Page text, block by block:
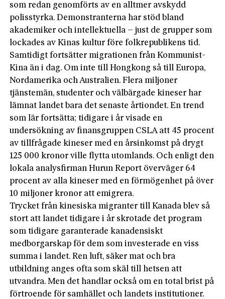
som redan genomförts av en alltmer avskydd
polisstyrka. Demonstranterna har stöd bland
akademiker och intellektuella – just de grupper som
lockades av Kinas kultur före folkrepublikens tid.
Samtidigt fortsätter migrationen från Kommunist-
Kina än i dag. Om inte till Hongkong så till Europa,
Nordamerika och Australien. Flera miljoner
tjänstemän, studenter och välbärgade kineser har
lämnat landet bara det senaste årtiondet. En trend
som lär fortsätta; tidigare i år visade en
undersökning av finansgruppen CSLA att 45 procent
av tillfrågade kineser med en årsinkomst på drygt
125 000 kronor ville flytta utomlands. Och enligt den
lokala analysfirman Hurun Report överväger 64
procent av alla kineser med en förmögenhet på över
10 miljoner kronor att emigrera.
Trycket från kinesiska migranter till Kanada blev så
stort att landet tidigare i år skrotade det program
som tidigare garanterade kanadensiskt
medborgarskap för dem som investerade en viss
summa i landet. Ren luft, säker mat och bra
utbildning anges ofta som skäl till hetsen att
utvandra. Men det handlar också om en total brist på
förtroende för samhället och landets institutioner.